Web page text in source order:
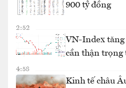
900 tỷ đồng
2:52
VN-Index tăng
cần thận trọng
4:58
Kinh tế châu